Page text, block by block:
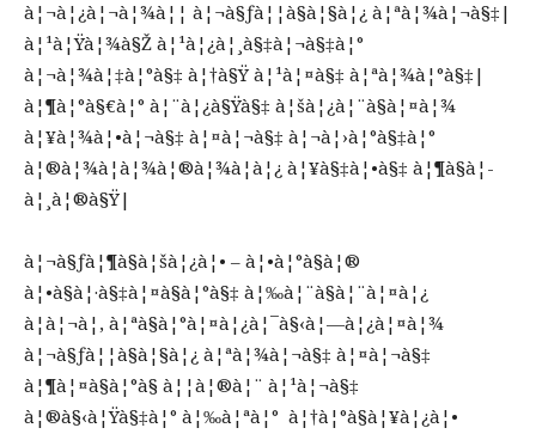
à¦¬à¦¿à¦¬à¦¾à¦¦ à¦¬à§ƒà¦¦à§à¦§à¦¿ à¦ªà¦¾à¦¬à§‡|
à¦¹à¦Ÿà¦¾à§Ž à¦¹à¦¿à¦¸à§‡à¦¬à§‡à¦°
à¦¬à¦¾à¦‡à¦°à§‡ à¦†à§Ÿ à¦¹à¦¤à§‡ à¦ªà¦¾à¦°à§‡|
à¦¶à¦°à§€à¦° à¦¨à¦¿à§Ÿà§‡ à¦šà¦¿à¦¨à§à¦¤à¦¾
à¦¥à¦¾à¦•à¦¬à§‡ à¦¤à¦¬à§‡ à¦¬à¦›à¦°à§‡à¦°
à¦®à¦¾à¦à¦¾à¦®à¦¾à¦à¦¿ à¦¥à§‡à¦•à§‡ à¦¶à§à¦­
à¦¸à¦®à§Ÿ|
à¦¬à§ƒà¦¶à§à¦šà¦¿à¦• – à¦•à¦°à§à¦®
à¦•à§à¦·à§‡à¦¤à§à¦°à§‡ à¦‰à¦¨à§à¦¨à¦¤à¦¿
à¦à¦¬à¦‚ à¦ªà§à¦°à¦¤à¦¿à¦¯à§‹à¦—à¦¿à¦¤à¦¾
à¦¬à§ƒà¦¦à§à¦§à¦¿ à¦ªà¦¾à¦¬à§‡ à¦¤à¦¬à§‡
à¦¶à¦¤à§à¦°à§ à¦¦à¦®à¦¨ à¦¹à¦¬à§‡
à¦®à§‹à¦Ÿà§‡à¦° à¦‰à¦ªà¦° à¦†à¦°à§à¦¥à¦¿à¦•